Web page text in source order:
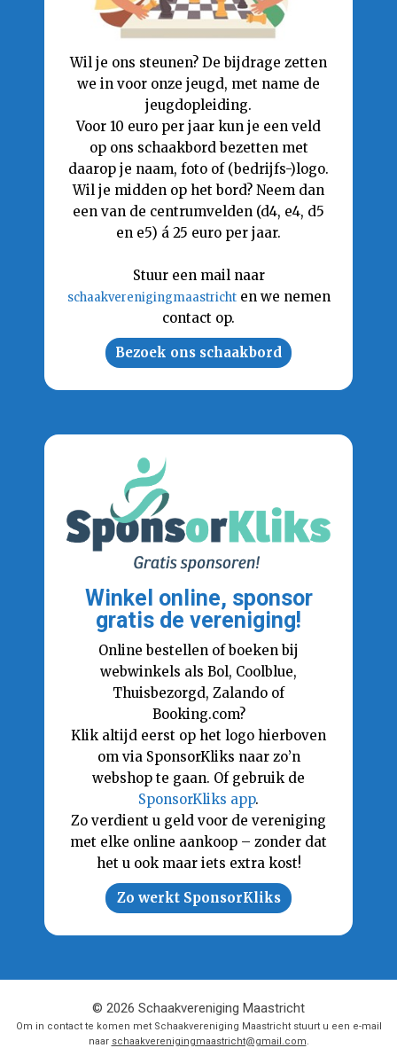
Wil je ons steunen? De bijdrage zetten
we in voor onze jeugd, met name de
jeugdopleiding.
Voor 10 euro per jaar kun je een veld
op ons schaakbord bezetten met
daarop je naam, foto of (bedrijfs-)logo.
Wil je midden op het bord? Neem dan
een van de centrumvelden (d4, e4, d5
en e5) á 25 euro per jaar.
Stuur een mail naar
schaakverenigingmaastrichten we nemen
contact op.
Bezoek ons schaakbord
Winkel online, sponsor
gratis de vereniging!
Online bestellen of boeken bij
webwinkels als Bol, Coolblue,
Thuisbezorgd, Zalando of
Booking.com?
Klik altijd eerst op het logo hierboven
om via SponsorKliks naar zo’n
webshop te gaan. Of gebruik de
SponsorKliks app.
Zo verdient u geld voor de vereniging
met elke online aankoop – zonder dat
het u ook maar iets extra kost!
Zo werkt SponsorKliks
© 2026 Schaakvereniging Maastricht
Om in contact te komen met Schaakvereniging Maastricht stuurt u een e-mail
naar schaakverenigingmaastricht@gmail.com.